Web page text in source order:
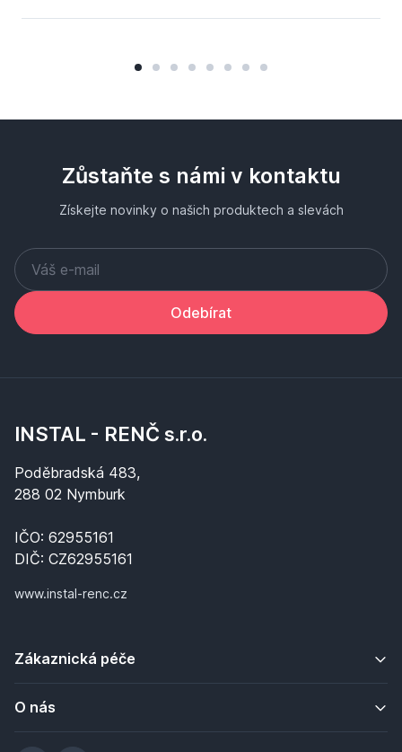
Zůstaňte s námi v kontaktu
Získejte novinky o našich produktech a slevách
Odebírat
INSTAL - RENČ s.r.o.
Poděbradská 483,
288 02 Nymburk
IČO: 62955161
DIČ: CZ62955161
www.instal-renc.cz
Zákaznická péče
O nás